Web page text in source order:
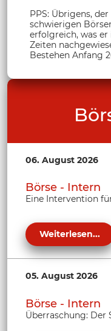
PPS: Übrigens,
schwierigen
erfolgreich, was
Zeiten
Bestehen Anfang
06. August 2026
Börse - Intern
Eine Intervention
Weiterlesen...
05. August 2026
Börse - Intern
Überraschung: Der